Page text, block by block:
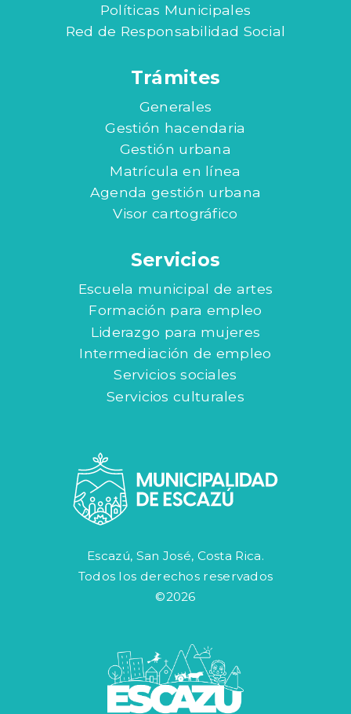
Políticas Municipales
Red de Responsabilidad Social
Trámites
Generales
Gestión hacendaria
Gestión urbana
Matrícula en línea
Agenda gestión urbana
Visor cartográfico
Servicios
Escuela municipal de artes
Formación para empleo
Liderazgo para mujeres
Intermediación de empleo
Servicios sociales
Servicios culturales
Escazú, San José, Costa Rica.
Todos los derechos reservados
©2026